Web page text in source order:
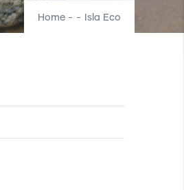
Home - - Isla Eco